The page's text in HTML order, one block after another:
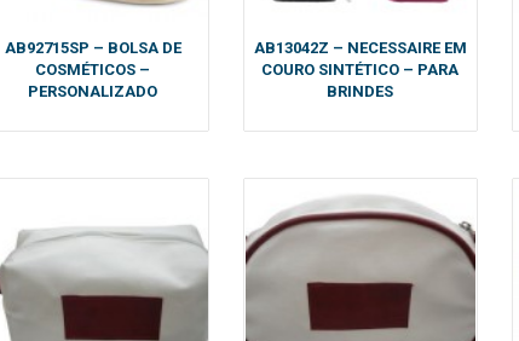
AB92715SP – BOLSA DE
COSMÉTICOS –
PERSONALIZADO
AB13042Z – NECESSAIRE EM
COURO SINTÉTICO – PARA
BRINDES